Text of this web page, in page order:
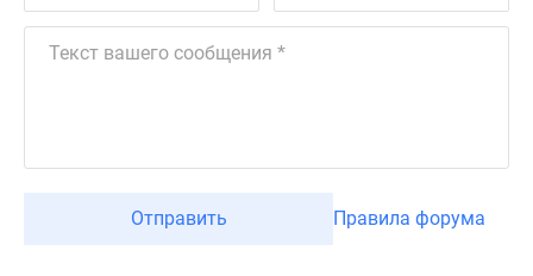
Отправить Правила форума